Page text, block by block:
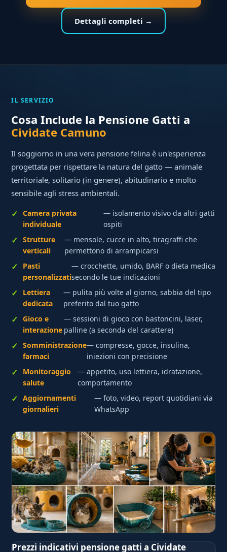
Dettagli completi →
IL SERVIZIO
Cosa Include la Pensione Gatti a
Cividate Camuno
Il soggiorno in una vera pensione felina è un'esperienza
progettata per rispettare la natura del gatto — animale
territoriale, solitario (in genere), abitudinario e molto
sensibile agli stress ambientali.
Camera privata
individuale
— isolamento visivo da altri gatti
ospiti
Strutture
verticali
— mensole, cucce in alto, tiragraffi che
permettono di arrampicarsi
Pasti
personalizzati
— crocchette, umido, BARF o dieta medica
secondo le tue indicazioni
Lettiera
dedicata
— pulita più volte al giorno, sabbia del tipo
preferito dal tuo gatto
Gioco e
interazione
— sessioni di gioco con bastoncini, laser,
palline (a seconda del carattere)
Somministrazione
farmaci
— compresse, gocce, insulina,
iniezioni con precisione
Monitoraggio
salute
— appetito, uso lettiera, idratazione,
comportamento
Aggiornamenti
giornalieri
— foto, video, report quotidiani via
WhatsApp
Prezzi indicativi pensione gatti a Cividate